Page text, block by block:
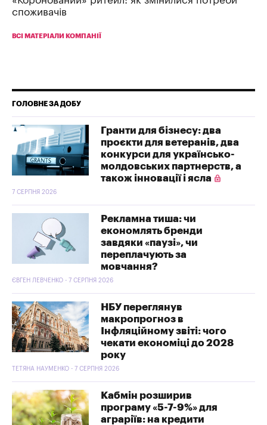
споживачів
ВСІ МАТЕРІАЛИ КОМПАНІЇ
ГОЛОВНЕ ЗА ДОБУ
Гранти для бізнесу: два
проєкти для ветеранів, два
конкурси для українсько-
молдовських партнерств, а
також інновації і ясла
7 СЕРПНЯ 2026
Рекламна тиша: чи
економлять бренди
завдяки «паузі», чи
переплачують за
мовчання?
ЄВГЕН ЛЕВЧЕНКО - 7 СЕРПНЯ 2026
НБУ переглянув
макропрогноз в
Інфляційному звіті: чого
чекати економіці до 2028
року
ТЕТЯНА НАУМЕНКО - 7 СЕРПНЯ 2026
Кабмін розширив
програму «5-7-9%» для
аграріїв: на кредити